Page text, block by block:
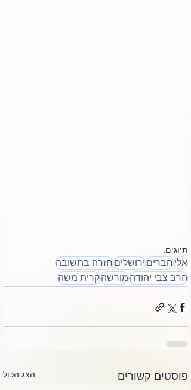
תיוגים:
אליחבריםירושליםחזרה בתשובה
הרב צבי יהודהמורשהקרית משה
פוסטים קשורים הצג הכול